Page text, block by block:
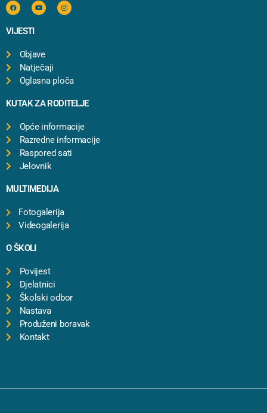
VIJESTI
Objave
Natječaji
Oglasna ploča
KUTAK ZA RODITELJE
Opće informacije
Razredne informacije
Raspored sati
Jelovnik
MULTIMEDIJA
Fotogalerija
Videogalerija
O ŠKOLI
Povijest
Djelatnici
Školski odbor
Nastava
Produženi boravak
Kontakt